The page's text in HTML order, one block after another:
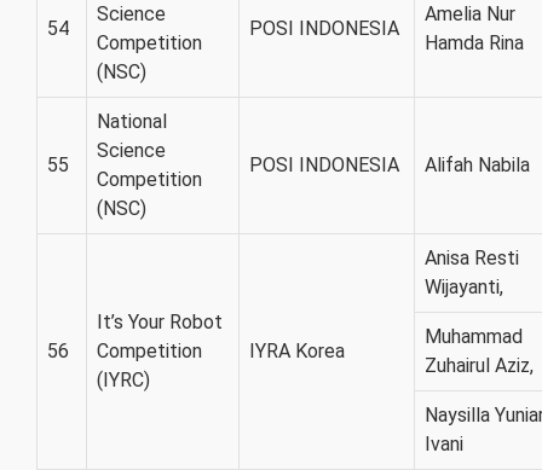
54
Science
Competition
(NSC)
POSI INDONESIA
Amelia Nur
Hamda Rina
55
National
Science
Competition
(NSC)
POSI INDONESIA Alifah Nabila
56
It’s Your Robot
Competition
(IYRC)
IYRA Korea
Anisa Resti
Wijayanti,
Muhammad
Zuhairul Aziz,
Naysilla
Ivani